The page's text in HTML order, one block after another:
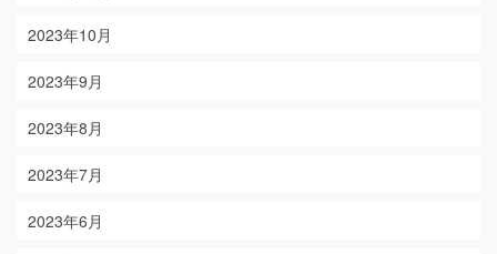
2023年10月
2023年9月
2023年8月
2023年7月
2023年6月